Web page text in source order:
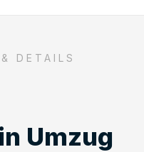
DETAILS
Umzug